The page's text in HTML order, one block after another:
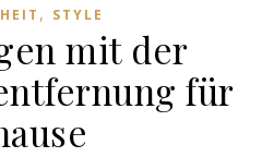
, STYLE
mit der
für